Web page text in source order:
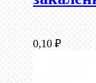
0,10 ₽